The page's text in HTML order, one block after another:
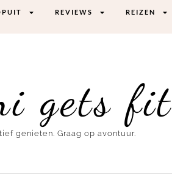
REVIEWS REIZEN
gets fit
genieten. Graag op avontuur.